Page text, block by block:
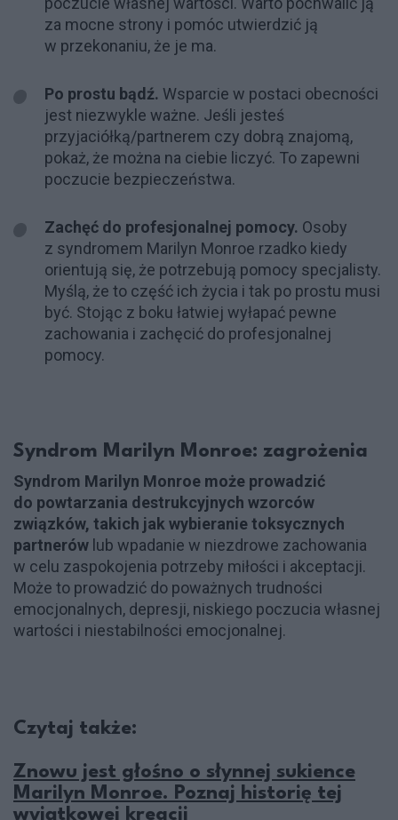
za mocne strony i pomóc utwierdzić ją
w przekonaniu, że je ma.
Po prostu bądź. Wsparcie w postaci obecności
jest niezwykle ważne. Jeśli jesteś
przyjaciółką/partnerem czy dobrą znajomą,
pokaż, że można na ciebie liczyć. To zapewni
poczucie bezpieczeństwa.
Zachęć do profesjonalnej pomocy. Osoby
z syndromem Marilyn Monroe rzadko kiedy
orientują się, że potrzebują pomocy specjalisty.
Myślą, że to część ich życia i tak po prostu musi
być. Stojąc z boku łatwiej wyłapać pewne
zachowania i zachęcić do profesjonalnej
pomocy.
Syndrom Marilyn Monroe: zagrożenia
Syndrom Marilyn Monroe może prowadzić
do powtarzania destrukcyjnych wzorców
związków, takich jak wybieranie toksycznych
partnerów lub wpadanie w niezdrowe zachowania
w celu zaspokojenia potrzeby miłości i akceptacji.
Może to prowadzić do poważnych trudności
emocjonalnych, depresji, niskiego poczucia własnej
wartości i niestabilności emocjonalnej.
Czytaj także:
Znowu jest głośno o słynnej sukience
Marilyn Monroe. Poznaj historię tej
wyjątkowej kreacji